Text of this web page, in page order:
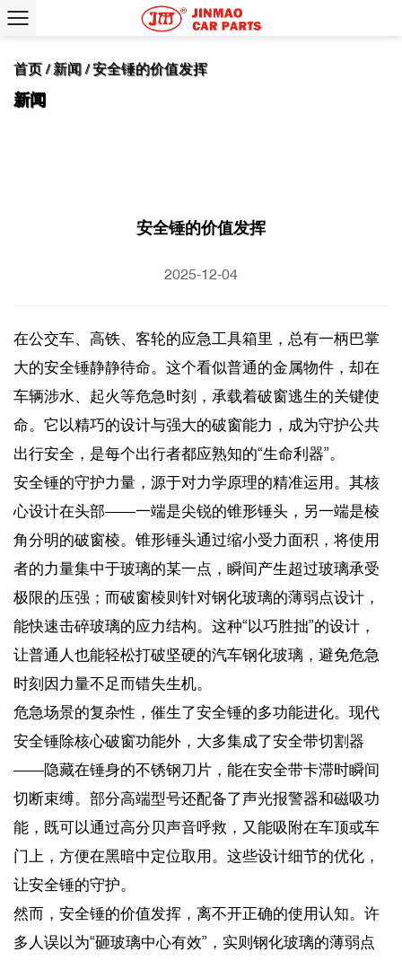
首页/新闻 /安全锤的价值发挥
安全锤的价值发挥
2025-12-04
在公交车、高铁、客轮的应急工具箱里，总有一柄巴掌
大的安全锤静静待命。这个看似普通的金属物件，却在
车辆涉水、起火等危急时刻，承载着破窗逃生的关键使
命。它以精巧的设计与强大的破窗能力，成为守护公共
出行安全，是每个出行者都应熟知的“生命利器”。
安全锤的守护力量，源于对力学原理的精准运用。其核
心设计在头部——一端是尖锐的锥形锤头，另一端是棱
角分明的破窗棱。锥形锤头通过缩小受力面积，将使用
者的力量集中于玻璃的某一点，瞬间产生超过玻璃承受
极限的压强；而破窗棱则针对钢化玻璃的薄弱点设计，
能快速击碎玻璃的应力结构。这种“以巧胜拙”的设计，
让普通人也能轻松打破坚硬的汽车钢化玻璃，避免危急
时刻因力量不足而错失生机。
危急场景的复杂性，催生了安全锤的多功能进化。现代
安全锤除核心破窗功能外，大多集成了安全带切割器
——隐藏在锤身的不锈钢刀片，能在安全带卡滞时瞬间
切断束缚。部分高端型号还配备了声光报警器和磁吸功
能，既可以通过高分贝声音呼救，又能吸附在车顶或车
门上，方便在黑暗中定位取用。这些设计细节的优化，
让安全锤的守护。
然而，安全锤的价值发挥，离不开正确的使用认知。许
多人误以为“砸玻璃中心有效”，实则钢化玻璃的薄弱点